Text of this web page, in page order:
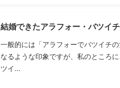
結婚できたアラフォー・バツイ
一般的には「アラフォーでバツイチ
なるような印象ですが、私のところ
ツイ...